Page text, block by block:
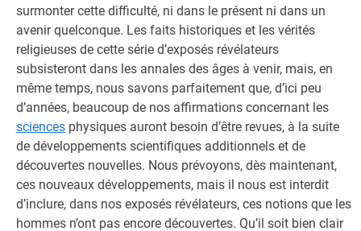
surmonter cette difficulté, ni dans le présent ni dans un
avenir quelconque. Les faits historiques et les vérités
religieuses de cette série d’exposés révélateurs
subsisteront dans les annales des âges à venir, mais, en
même temps, nous savons parfaitement que, d’ici peu
d’années, beaucoup de nos affirmations concernant les
sciences physiques auront besoin d’être revues, à la suite
de développements scientifiques additionnels et de
découvertes nouvelles. Nous prévoyons, dès maintenant,
ces nouveaux développements, mais il nous est interdit
d’inclure, dans nos exposés révélateurs, ces notions que les
hommes n’ont pas encore découvertes. Qu’il soit bien clair